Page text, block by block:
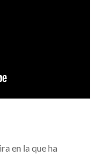
en la que ha